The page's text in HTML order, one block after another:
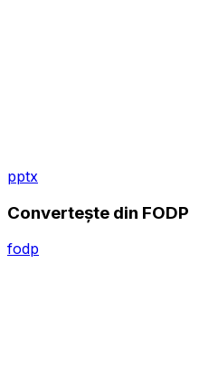
pptx
Convertește din FODP
fodp